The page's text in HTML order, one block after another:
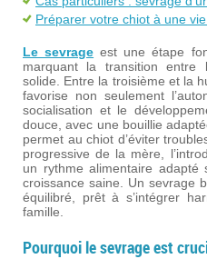
Préparer votre chiot à une
Le sevrage est une étape
marquant la transition entre
solide. Entre la troisième et la
favorise non seulement
socialisation et le
douce, avec une bouillie
permet au chiot d’éviter
progressive de la mère,
un rythme alimentaire adapté
croissance saine. Un sevrage
équilibré, prêt à s’intégrer
famille.
Pourquoi le sevrage est